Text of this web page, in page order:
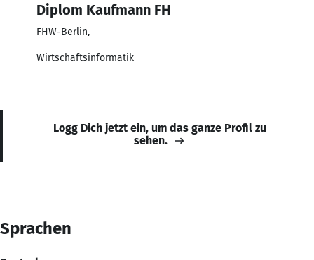
Diplom Kaufmann FH
FHW-Berlin,
Wirtschaftsinformatik
Logg Dich jetzt ein, um das ganze Profil zu
sehen.
Sprachen